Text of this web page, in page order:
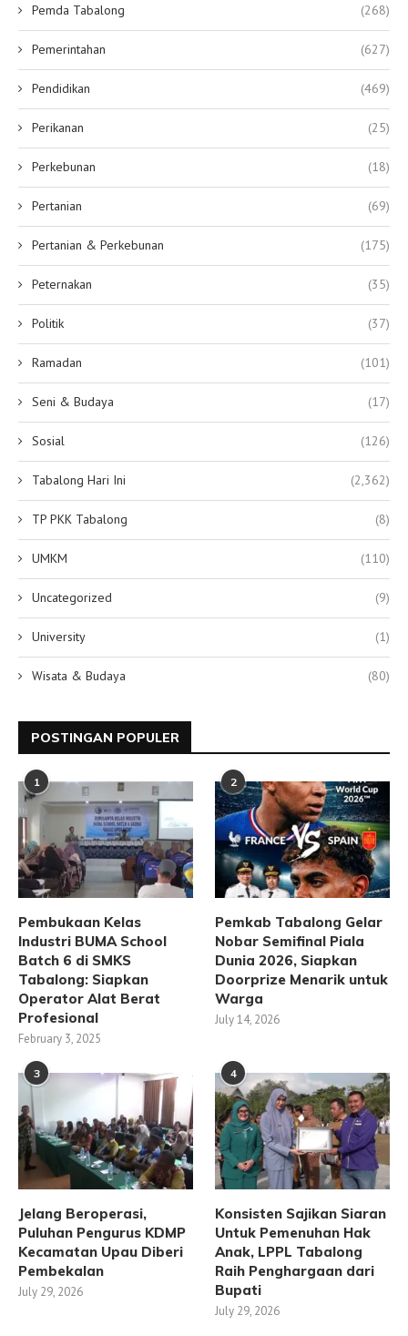
Pemda Tabalong (268)
Pemerintahan (627)
Pendidikan (469)
Perikanan (25)
Perkebunan (18)
Pertanian (69)
Pertanian & Perkebunan (175)
Peternakan (35)
Politik (37)
Ramadan (101)
Seni & Budaya (17)
Sosial (126)
Tabalong Hari Ini (2,362)
TP PKK Tabalong (8)
UMKM (110)
Uncategorized (9)
University (1)
Wisata & Budaya (80)
POSTINGAN POPULER
1
Pembukaan Kelas
Industri BUMA School
Batch 6 di SMKS
Tabalong: Siapkan
Operator Alat Berat
Profesional
February 3, 2025
2
Pemkab Tabalong Gelar
Nobar Semifinal Piala
Dunia 2026, Siapkan
Doorprize Menarik untuk
Warga
July 14, 2026
3
Jelang Beroperasi,
Puluhan Pengurus KDMP
Kecamatan Upau Diberi
Pembekalan
July 29, 2026
4
Konsisten Sajikan Siaran
Untuk Pemenuhan Hak
Anak, LPPL Tabalong
Raih Penghargaan dari
Bupati
July 29, 2026